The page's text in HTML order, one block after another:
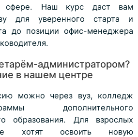
сфере. Наш курс даст вам
для уверенного старта и
до позиции офис-менеджера
администратором?
в нашем центре
можно через вуз, колледж
дополнительного
образования. Для взрослых
хотят освоить новую